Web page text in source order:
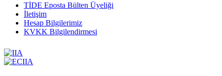
TİDE Eposta Bülten Üyeliği
İletişim
Hesap Bilgilerimiz
KVKK Bilgilendirmesi